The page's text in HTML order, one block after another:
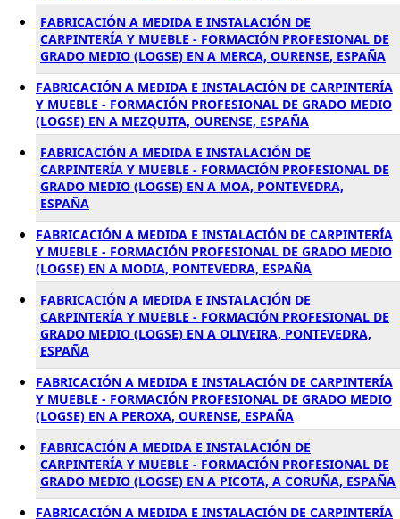
FABRICACIÓN A MEDIDA E INSTALACIÓN DE
CARPINTERÍA Y MUEBLE - FORMACIÓN PROFESIONAL DE
GRADO MEDIO (LOGSE) EN A MERCA, OURENSE, ESPAÑA
FABRICACIÓN A MEDIDA E INSTALACIÓN DE CARPINTERÍA
Y MUEBLE - FORMACIÓN PROFESIONAL DE GRADO MEDIO
(LOGSE) EN A MEZQUITA, OURENSE, ESPAÑA
FABRICACIÓN A MEDIDA E INSTALACIÓN DE
CARPINTERÍA Y MUEBLE - FORMACIÓN PROFESIONAL DE
GRADO MEDIO (LOGSE) EN A MOA, PONTEVEDRA,
ESPAÑA
FABRICACIÓN A MEDIDA E INSTALACIÓN DE CARPINTERÍA
Y MUEBLE - FORMACIÓN PROFESIONAL DE GRADO MEDIO
(LOGSE) EN A MODIA, PONTEVEDRA, ESPAÑA
FABRICACIÓN A MEDIDA E INSTALACIÓN DE
CARPINTERÍA Y MUEBLE - FORMACIÓN PROFESIONAL DE
GRADO MEDIO (LOGSE) EN A OLIVEIRA, PONTEVEDRA,
ESPAÑA
FABRICACIÓN A MEDIDA E INSTALACIÓN DE CARPINTERÍA
Y MUEBLE - FORMACIÓN PROFESIONAL DE GRADO MEDIO
(LOGSE) EN A PEROXA, OURENSE, ESPAÑA
FABRICACIÓN A MEDIDA E INSTALACIÓN DE
CARPINTERÍA Y MUEBLE - FORMACIÓN PROFESIONAL DE
GRADO MEDIO (LOGSE) EN A PICOTA, A CORUÑA, ESPAÑA
FABRICACIÓN A MEDIDA E INSTALACIÓN DE CARPINTERÍA